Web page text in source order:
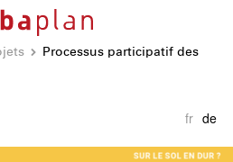
Processus participatif des
fr de